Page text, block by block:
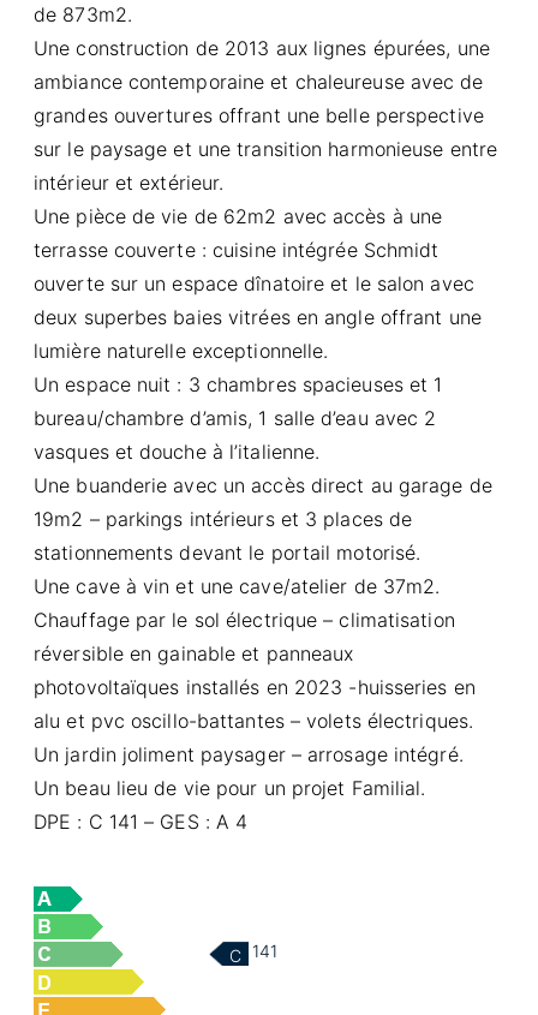
de 873m2.
Une construction de 2013 aux lignes épurées, une
ambiance contemporaine et chaleureuse avec de
grandes ouvertures offrant une belle perspective
sur le paysage et une transition harmonieuse entre
intérieur et extérieur.
Une pièce de vie de 62m2 avec accès à une
terrasse couverte : cuisine intégrée Schmidt
ouverte sur un espace dînatoire et le salon avec
deux superbes baies vitrées en angle offrant une
lumière naturelle exceptionnelle.
Un espace nuit : 3 chambres spacieuses et 1
bureau/chambre d’amis, 1 salle d’eau avec 2
vasques et douche à l’italienne.
Une buanderie avec un accès direct au garage de
19m2 – parkings intérieurs et 3 places de
stationnements devant le portail motorisé.
Une cave à vin et une cave/atelier de 37m2.
Chauffage par le sol électrique – climatisation
réversible en gainable et panneaux
photovoltaïques installés en 2023 -huisseries en
alu et pvc oscillo-battantes – volets électriques.
Un jardin joliment paysager – arrosage intégré.
Un beau lieu de vie pour un projet Familial.
DPE : C 141 – GES : A 4
C 141